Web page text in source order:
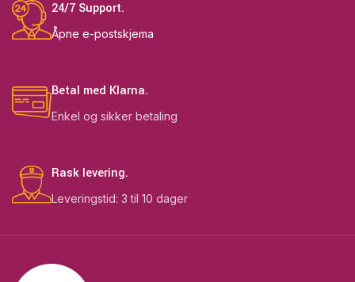
24/7 Support.
Åpne e-postskjema
Betal med Klarna.
Enkel og sikker betaling
Rask levering.
Leveringstid: 3 til 10 dager